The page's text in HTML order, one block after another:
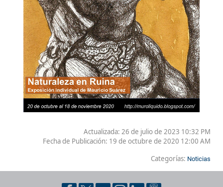
Actualizada: 26 de julio de 2023 10:32 PM
Fecha de Publicación: 19 de octubre de 2020 12:00 AM
Categorías: Noticias